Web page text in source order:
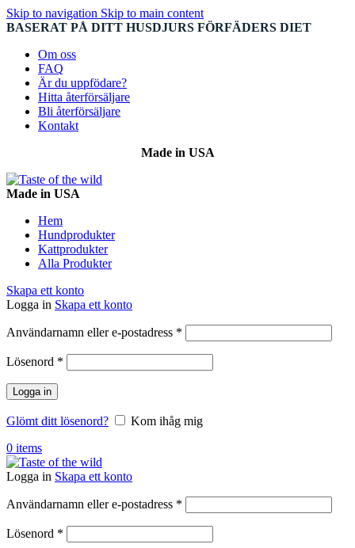
Skip to navigation Skip to main content
BASERAT PÅ DITT HUSDJURS FÖRFÄDERS DIET
Om oss
FAQ
Är du uppfödare?
Hitta återförsäljare
Bli återförsäljare
Kontakt
Made in USA
Made in USA
Hem
Hundprodukter
Kattprodukter
Alla Produkter
Skapa ett konto
Logga in Skapa ett konto
Användarnamn eller e-postadress *
Lösenord *
Logga in
Glömt ditt lösenord?
Kom ihåg mig
0 items
Logga in Skapa ett konto
Användarnamn eller e-postadress *
Lösenord *